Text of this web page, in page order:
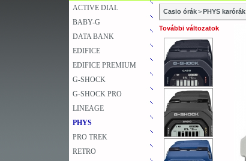
ACTIVE DIAL
BABY-G
DATA BANK
EDIFICE
EDIFICE PREMIUM
G-SHOCK
G-SHOCK PRO
LINEAGE
PHYS
PRO TREK
RETRO
Casio órák > PHYS karórák
További változatok